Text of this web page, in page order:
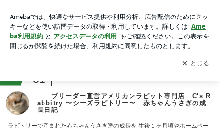
ンラビット専門店 C's Rabbitry 〜シーズラビトリー〜 赤ち
ゃんうさぎの成長日記
アプリをダウンロードして ブログの更新通知
を受け取りまし
ょう。
開く
31
ブリーダー直営アメリカンラビット専門店 C's R
abbitry 〜シーズラビトリー〜 赤ちゃんうさぎの成
長日記
ラビトリーで産まれた赤ちゃんうさぎ達の成長を 生後１ヶ月頃やホームペー